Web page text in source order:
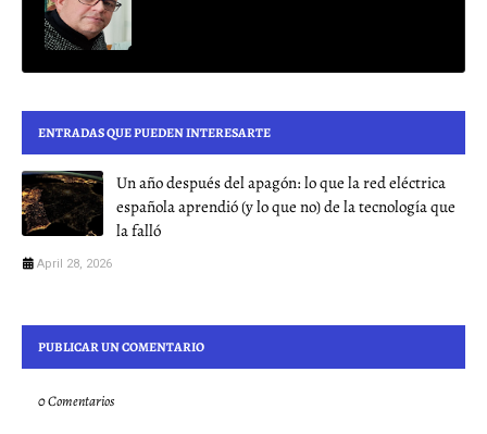
ENTRADAS QUE PUEDEN INTERESARTE
Un año después del apagón: lo que la red eléctrica
española aprendió (y lo que no) de la tecnología que
la falló
April 28, 2026
PUBLICAR UN COMENTARIO
0 Comentarios